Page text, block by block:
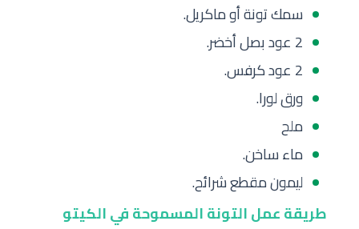
سمك تونة أو ماكريل.
2 عود بصل أخضر.
2 عود كرفس.
ورق لورا.
ملح
ماء ساخن.
ليمون مقطع شرائح.
طريقة عمل التونة المسموحة في الكيتو